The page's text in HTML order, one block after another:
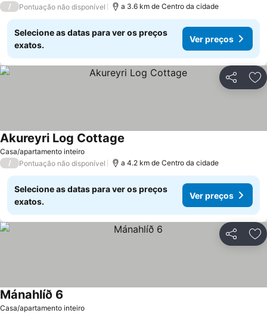
/ Pontuação não disponível a 3.6 km de Centro da cidade
Selecione as datas para ver os preços
exatos.
Ver preços
Partilhar
Casa/apartamento inteiro
Akureyri Log Cottage
/ Pontuação não disponível a 4.2 km de Centro da cidade
Selecione as datas para ver os preços
exatos.
Ver preços
Partilhar
Casa/apartamento inteiro
Mánahlíð 6